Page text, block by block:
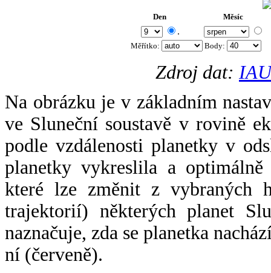
Den Měsíc
.
Měřítko: Body:
Zdroj dat:
Na obrázku je v základním
ve Sluneční soustavě v rovině
podle vzdálenosti planetky v
planetky vykreslila a
které lze změnit z vybraných
trajektorií) některých planet
naznačuje, zda se planetka
ní (červeně).